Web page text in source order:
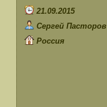
21.09.2015
Сергей Пасторов
Россия